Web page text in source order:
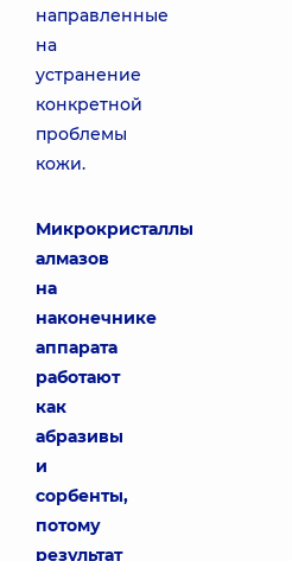
направленные
на
устранение
конкретной
проблемы
кожи.
Микрокристаллы
алмазов
на
наконечнике
аппарата
работают
как
абразивы
и
сорбенты,
потому
результат